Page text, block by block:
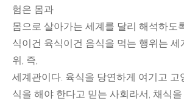
험은 몸과
몸으로 살아가는 세계를 달리 해석하도
식이건 육식이건 음식을 먹는 행위는 세
위, 즉,
세계관이다. 육식을 당연하게 여기고 고
식을 해야 한다고 믿는 사회라서, 채식